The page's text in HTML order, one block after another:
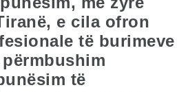
e cila ofron
të burimeve
të